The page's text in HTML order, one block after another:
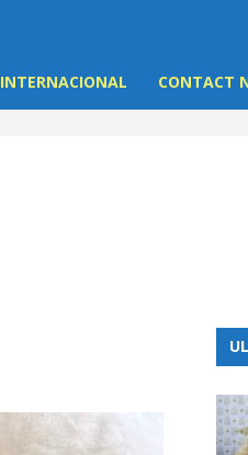
INTERNACIONAL CONTACT